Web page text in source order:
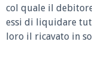
col quale il
essi di liquidare
loro il ricavato in